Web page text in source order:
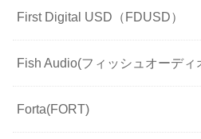
First Digital USD（FDUSD）
Fish Audio(フィッシュオーディ
Forta(FORT)